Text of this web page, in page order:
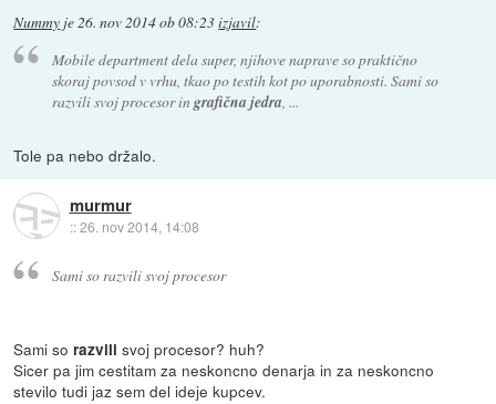
Nummy je26. nov 2014 ob 08:23izjavil:
Mobile department dela super, njihove naprave so praktično
skoraj povsod v vrhu, tkao po testih kot po uporabnosti. Sami so
razvili svoj procesor in grafična jedra , ...
Tole pa nebo držalo.
murmur
::26. nov 2014, 14:08
Sami so razvili svoj procesor
Sami sorazvili svoj procesor? huh?
Sicer pa jim cestitam za neskoncno denarja in za neskoncno
stevilo tudi jaz sem del ideje kupcev.